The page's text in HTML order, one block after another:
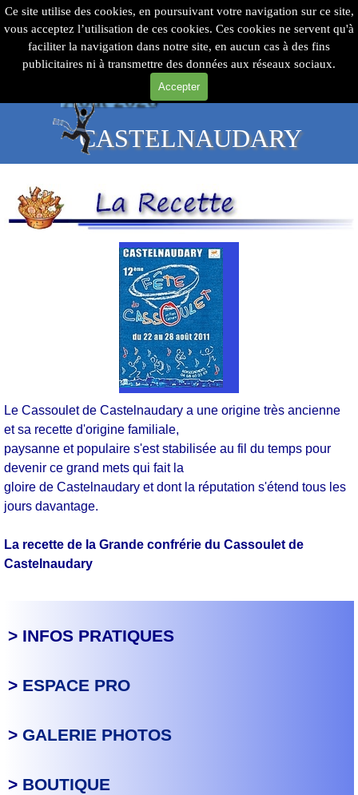
Ce site utilise des cookies, en poursuivant votre navigation sur ce site,
vous acceptez l’utilisation de ces cookies. Ces cookies ne servent qu'à
faciliter la navigation dans notre site, en aucun cas à des fins
publicitaires ni à transmettre des données aux réseaux sociaux.
Accepter
Aller au contenu24
Sauter le menu
ème
du 19 au 23
Août 2026
CASTELNAUDARY
Le Cassoulet de Castelnaudary a une origine très ancienne
et sa recette d'origine familiale,
paysanne et populaire s'est stabilisée au fil du temps pour
devenir ce grand mets qui fait la
gloire de Castelnaudary et dont la réputation s'étend tous les
jours davantage.
La recette de la Grande confrérie du Cassoulet de
Castelnaudary
> INFOS PRATIQUES
> ESPACE PRO
> GALERIE PHOTOS
> BOUTIQUE